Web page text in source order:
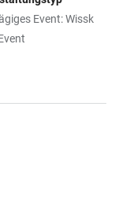
Event: Wissk